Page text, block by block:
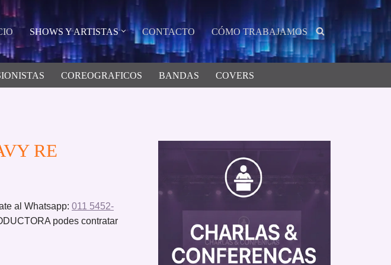
SHOWS Y ARTISTAS CONTACTO CÓMO TRABAJAMOS
COREOGRAFICOS BANDAS COVERS
RE
al Whatsapp: 011 5452-
podes contratar